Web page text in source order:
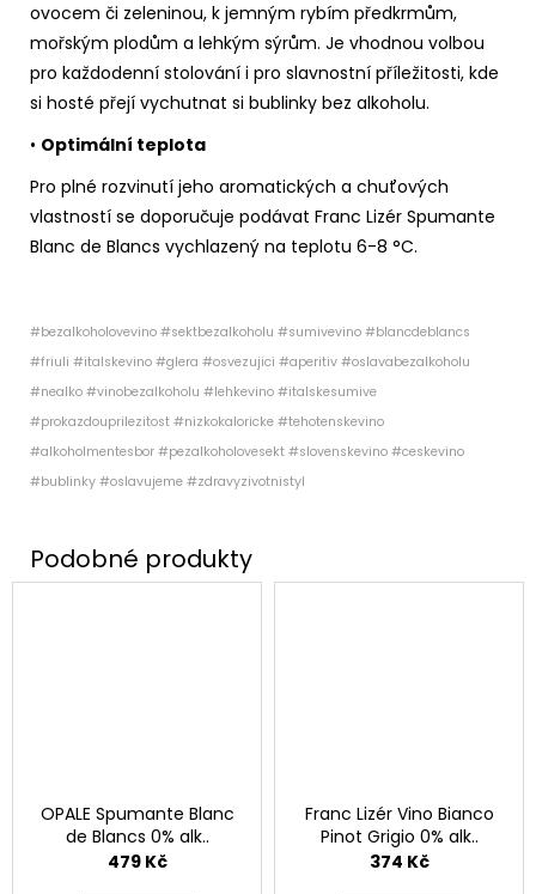
ovocem či zeleninou, k jemným rybím předkrmům,
mořským plodům a lehkým sýrům. Je vhodnou volbou
pro každodenní stolování i pro slavnostní příležitosti, kde
si hosté přejí vychutnat si bublinky bez alkoholu.
• Optimální teplota
Pro plné rozvinutí jeho aromatických a chuťových
vlastností se doporučuje podávat Franc Lizér Spumante
Blanc de Blancs vychlazený na teplotu 6-8 °C.
#bezalkoholovevino #sektbezalkoholu #sumivevino #blancdeblancs
#friuli #italskevino #glera #osvezujici #aperitiv #oslavabezalkoholu
#nealko #vinobezalkoholu #lehkevino #italskesumive
#prokazdouprilezitost #nizkokaloricke #tehotenskevino
#alkoholmentesbor #pezalkoholovesekt #slovenskevino #ceskevino
#bublinky #oslavujeme #zdravyzivotnistyl
OPALE Spumante Blanc
de Blancs 0% alk..
479 Kč
Franc Lizér Vino Bianco
Pinot Grigio 0% alk..
374 Kč